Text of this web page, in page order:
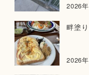
2026
畔塗
2026